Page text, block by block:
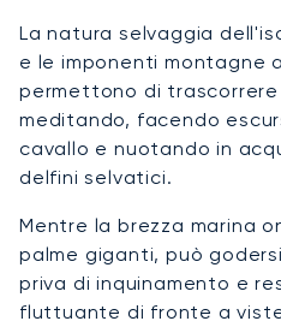
La natura selvaggia
e le imponenti montagne
permettono di
meditando, facendo
cavallo e nuotando in
delfini selvatici.
Mentre la brezza marina
palme giganti, può
priva di inquinamento e
fluttuante di fronte a